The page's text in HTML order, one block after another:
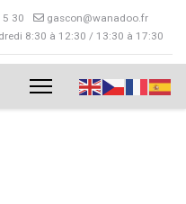
30
gascon@wanadoo.fr
8:30 à 12:30 / 13:30 à 17:30